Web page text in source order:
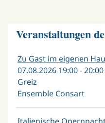
Veranstaltungen
Zu Gast im eigenen
07.08.2026 19:00 - 20:00
Greiz
Ensemble Consart